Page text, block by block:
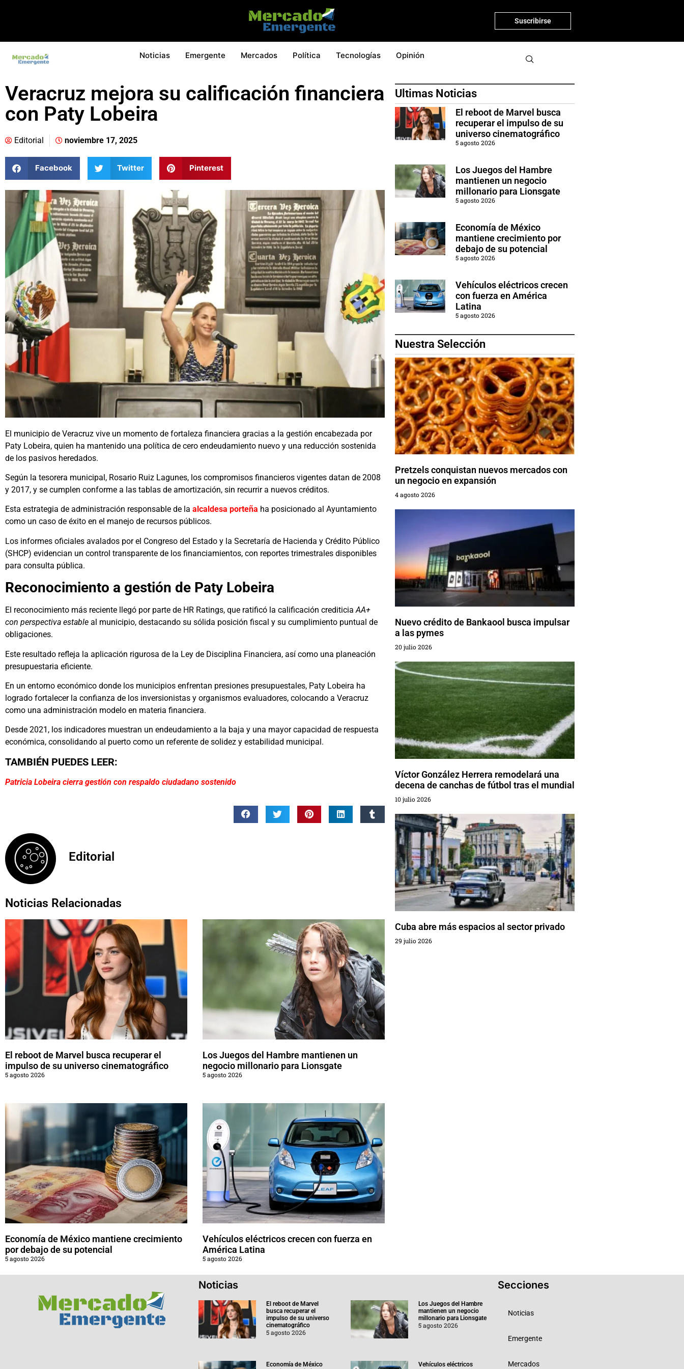
Suscribirse
Noticias Emergente Mercados Política Tecnologías Opinión
Veracruz mejora su calificación financiera
con Paty Lobeira
Editorial noviembre 17, 2025
Facebook Twitter Pinterest
El municipio de Veracruz vive un momento de fortaleza financiera gracias a la gestión encabezada por
Paty Lobeira, quien ha mantenido una política de cero endeudamiento nuevo y una reducción sostenida
de los pasivos heredados.
Según la tesorera municipal, Rosario Ruiz Lagunes, los compromisos financieros vigentes datan de 2008
y 2017, y se cumplen conforme a las tablas de amortización, sin recurrir a nuevos créditos.
Esta estrategia de administración responsable de la alcaldesa porteña ha posicionado al Ayuntamiento
como un caso de éxito en el manejo de recursos públicos.
Los informes oficiales avalados por el Congreso del Estado y la Secretaría de Hacienda y Crédito Público
(SHCP) evidencian un control transparente de los financiamientos, con reportes trimestrales disponibles
para consulta pública.
Reconocimiento a gestión de Paty Lobeira
El reconocimiento más reciente llegó por parte de HR Ratings, que ratificó la calificación crediticiaAA+
con perspectiva estable al municipio, destacando su sólida posición fiscal y su cumplimiento puntual de
obligaciones.
Este resultado refleja la aplicación rigurosa de la Ley de Disciplina Financiera, así como una planeación
presupuestaria eficiente.
En un entorno económico donde los municipios enfrentan presiones presupuestales, Paty Lobeira ha
logrado fortalecer la confianza de los inversionistas y organismos evaluadores, colocando a Veracruz
como una administración modelo en materia financiera.
Desde 2021, los indicadores muestran un endeudamiento a la baja y una mayor capacidad de respuesta
económica, consolidando al puerto como un referente de solidez y estabilidad municipal.
TAMBIÉN PUEDES LEER:
Patricia Lobeira cierra gestión con respaldo ciudadano sostenido
Editorial
Noticias Relacionadas
El reboot de Marvel busca recuperar el
impulso de su universo cinematográfico
5 agosto 2026
Los Juegos del Hambre mantienen un
negocio millonario para Lionsgate
5 agosto 2026
Economía de México mantiene crecimiento
por debajo de su potencial
5 agosto 2026
Vehículos eléctricos crecen con fuerza en
América Latina
5 agosto 2026
Ultimas Noticias
El reboot de Marvel busca
recuperar el impulso de su
universo cinematográfico
5 agosto 2026
Los Juegos del Hambre
mantienen un negocio
millonario para Lionsgate
5 agosto 2026
Economía de México
mantiene crecimiento por
debajo de su potencial
5 agosto 2026
Vehículos eléctricos crecen
con fuerza en América
Latina
5 agosto 2026
Nuestra Selección
Pretzels conquistan nuevos mercados con
un negocio en expansión
4 agosto 2026
Nuevo crédito de Bankaool busca impulsar
a las pymes
20 julio 2026
Víctor González Herrera remodelará una
decena de canchas de fútbol tras el mundial
10 julio 2026
Cuba abre más espacios al sector privado
29 julio 2026
Noticias
El reboot de Marvel
busca recuperar el
impulso de su universo
cinematográfico
5 agosto 2026
Los Juegos del Hambre
mantienen un negocio
millonario para Lionsgate
5 agosto 2026
Economía de México
Vehículos eléctricos
Secciones
Noticias
Emergente
Mercados